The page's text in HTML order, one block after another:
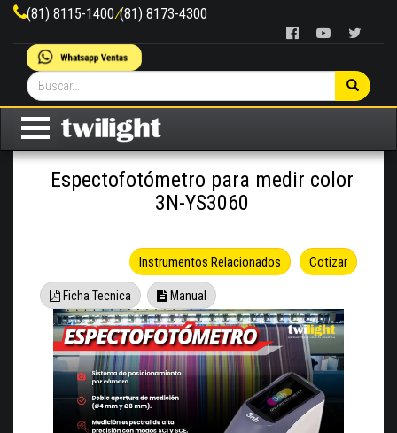
(81) 8115-1400/(81) 8173-4300
Espectofotómetro para medir color
3N-YS3060
Cotizar
Instrumentos Relacionados
Ficha Tecnica Manual